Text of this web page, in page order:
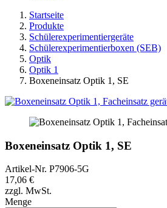
Startseite
Produkte
Schülerexperimentiergeräte
Schülerexperimentierboxen (SEB)
Optik
Optik 1
Boxeneinsatz Optik 1, SE
Boxeneinsatz Optik 1, SE
Artikel-Nr. P7906-5G
17,06 €
zzgl. MwSt.
Menge